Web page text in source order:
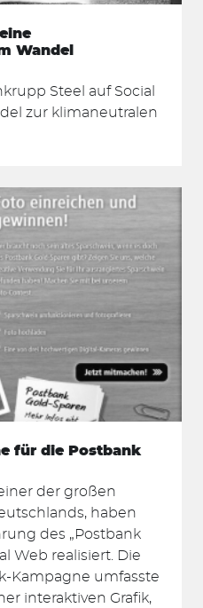
Wandel
Steel auf Social
zur klimaneutralen
für die Postbank
der großen
haben
des „Postbank
Web realisiert. Die
Kampagne umfasste
interaktiven Grafik,